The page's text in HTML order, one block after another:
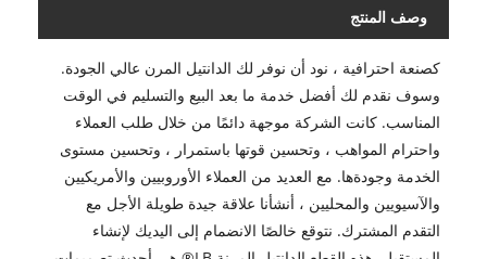
وصف المنتج
كصنعة احترافية ، نود أن نوفر لك الدانتيل المرن عالي الجودة.
وسوف نقدم لك أفضل خدمة ما بعد البيع والتسليم في الوقت
المناسب. كانت الشركة موجهة دائمًا من خلال طلب العملاء
واحترام المواهب ، وتحسين قوتها باستمرار ، وتحسين مستوى
الخدمة وجودةها. مع العديد من العملاء الأوروبيين والأمريكيين
والآسيويين والمحليين ، أنشأنا علاقة جيدة طويلة الأجل مع
التقدم المشترك. نتوقع خالصًا الانضمام إلى اليديك لإنشاء